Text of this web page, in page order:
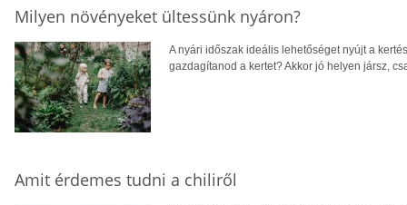
Milyen növényeket ültessünk nyáron?
A nyári időszak ideális lehetőséget nyújt a
gazdagítanod a kertet? Akkor jó helyen jársz,
Amit érdemes tudni a chiliről